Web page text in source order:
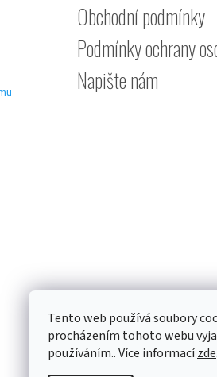
Tento web používá soubory
procházením tohoto webu
používáním.. Více informacízde.
Obchodní podmínky
Podmínky ochrany
Napište nám